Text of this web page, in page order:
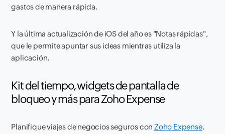
gastos de manera rápida.
Y la última actualización de iOS del año es "Notas rápidas",
que le permite apuntar sus ideas mientras utiliza la
aplicación.
Kit del tiempo, widgets de pantalla de
bloqueo y más para Zoho Expense
Planifique viajes de negocios seguros con Zoho Expense.